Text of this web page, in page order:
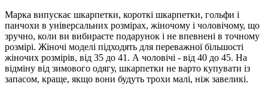
Марка випускає шкарпетки, короткі шкарпетки, гольфи і
панчохи в універсальних розмірах, жіночому і чоловічому, що
зручно, коли ви вибираєте подарунок і не впевнені в точному
розмірі. Жіночі моделі підходять для переважної більшості
жіночих розмірів, від 35 до 41. А чоловічі - від 40 до 45. На
відміну від зимового одягу, шкарпетки не варто купувати із
запасом, краще, якщо вони будуть трохи малі, ніж завеликі.